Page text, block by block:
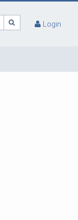
Login